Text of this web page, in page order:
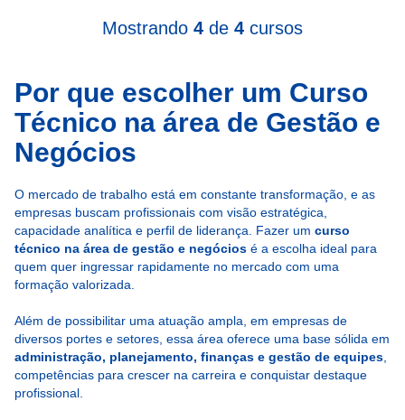
Mostrando 4 de 4 cursos
Por que escolher um Curso
Técnico na área de Gestão e
Negócios
O mercado de trabalho está em constante transformação, e as
empresas buscam profissionais com visão estratégica,
capacidade analítica e perfil de liderança. Fazer um curso
técnico na área de gestão e negócios é a escolha ideal para
quem quer ingressar rapidamente no mercado com uma
formação valorizada.
Além de possibilitar uma atuação ampla, em empresas de
diversos portes e setores, essa área oferece uma base sólida em
administração, planejamento, finanças e gestão de equipes
competências para crescer na carreira e conquistar destaque
profissional.